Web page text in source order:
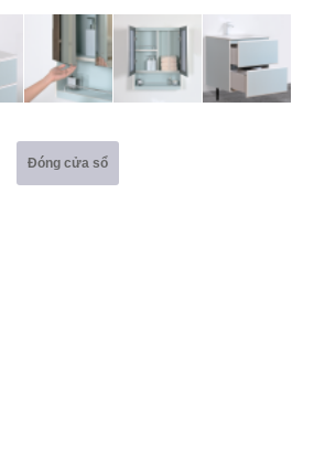
Đóng cửa sổ